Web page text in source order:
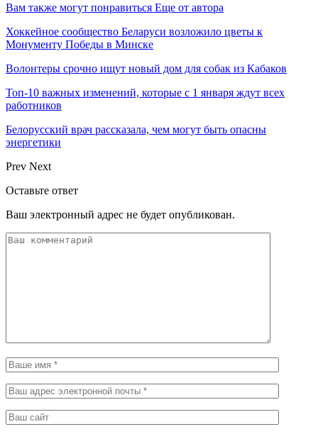
Вам также могут понравиться Еще от автора
Хоккейное сообщество Беларуси возложило цветы к
Монументу Победы в Минске
Волонтеры срочно ищут новый дом для собак из Кабаков
Топ-10 важных изменений, которые с 1 января ждут всех
работников
Белорусский врач рассказала, чем могут быть опасны
энергетики
Prev Next
Оставьте ответ
Ваш электронный адрес не будет опубликован.